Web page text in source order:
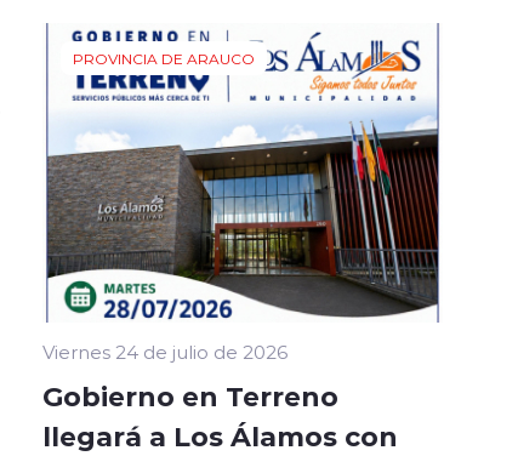
PROVINCIA DE ARAUCO
Viernes 24 de julio de 2026
Gobierno en Terreno
llegará a Los Álamos con